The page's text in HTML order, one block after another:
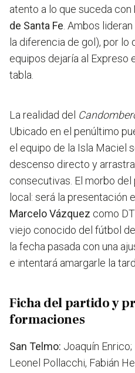
atento a lo que suceda con
de Santa Fe . Ambos
la diferencia de gol), por lo
equipos dejaría al Expreso
tabla.
La realidad del
Ubicado en el penúltimo
el equipo de la Isla Maciel
descenso directo y
consecutivas. El morbo
local: será la presentación
Marcelo Vázquez como
viejo conocido del fútbol
la fecha pasada con una
e intentará amargarle la
Ficha del partido y
formaciones
San Telmo: Joaquín
Leonel Pollacchi, Fabián